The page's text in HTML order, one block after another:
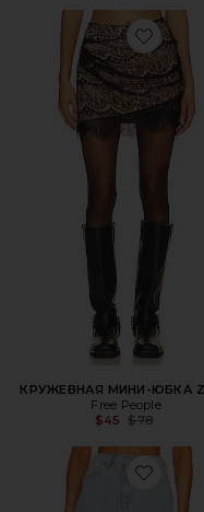
Favorite
КРУЖЕВНАЯ МИНИ-ЮБКА
Free People
$45
Previous
$78
Favorite